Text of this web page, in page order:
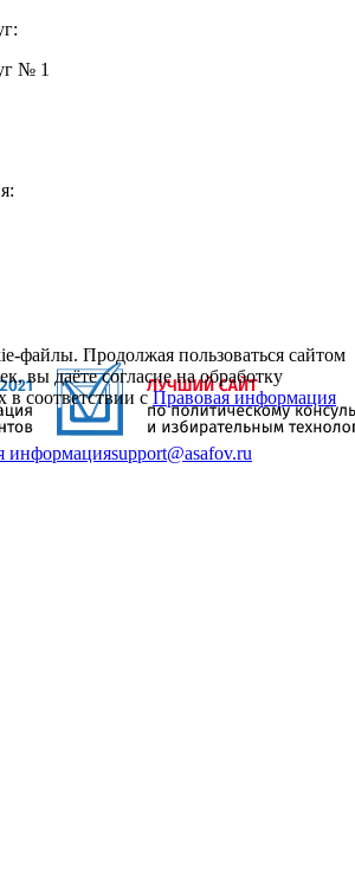
№ 1
файлы. Продолжая пользоваться сайтом
вы даёте согласие на обработку
в соответствии сПравовая информация
информацияsupport@asafov.ru